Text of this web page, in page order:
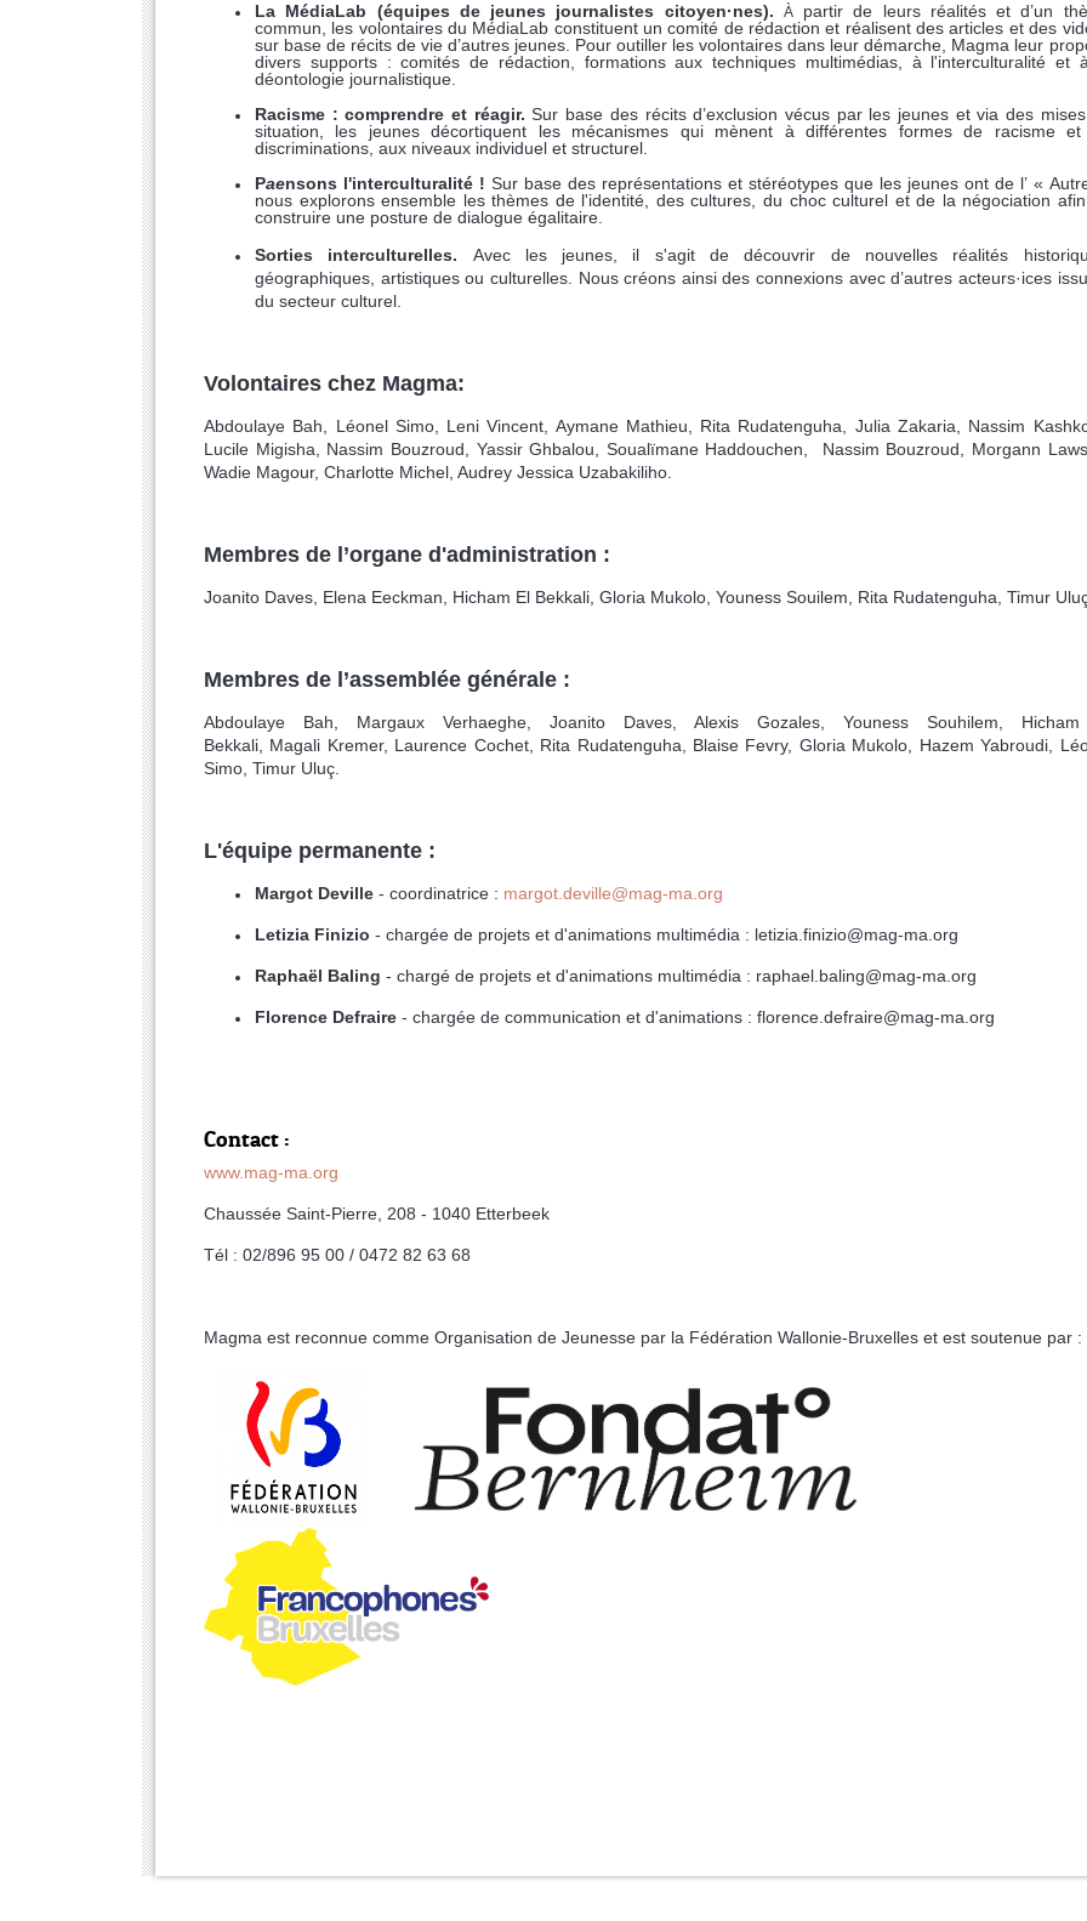
La MédiaLab (équipes de jeunes journalistes citoyen·nes). Àpartir de leurs réalités et d’un
commun, les volontaires du MédiaLab constituent un comité de rédaction et réalisent des articles et des
sur base de récits de vie d’autres jeunes. Pour outiller les volontaires dans leur démarche, Magma leur
divers supports : comités de rédaction, formations aux techniques multimédias, à l'interculturalité et
déontologie journalistique.
Racisme : comprendre et réagir. Sur base des récits d’exclusion vécus par les jeunes et via des
situation, les jeunes décortiquent les mécanismes qui mènent à différentes formes de racisme
discriminations, aux niveaux individuel et structurel.
Paensons l'interculturalité !Sur base des représentations et stéréotypes que les jeunes ont de l’ «
nous explorons ensemble les thèmes de l'identité, des cultures, du choc culturel et de la négociation
construire une posture de dialogue égalitaire.
Sorties interculturelles. Avec les jeunes, il s'agit de découvrir de nouvelles réalités
géographiques, artistiques ou culturelles. Nous créons ainsi des connexions avec d’autres acteurs·ices
du secteur culturel.
Volontaires chez Magma:
Abdoulaye Bah, Léonel Simo, Leni Vincent, Aymane Mathieu, Rita Rudatenguha, Julia Zakaria, Nassim
Lucile Migisha, Nassim Bouzroud, Yassir Ghbalou, Soualïmane Haddouchen, Nassim Bouzroud, Morgann
Wadie Magour, Charlotte Michel, Audrey Jessica Uzabakiliho.
Membres de l’organe d'administration :
Joanito Daves, Elena Eeckman, Hicham El Bekkali, Gloria Mukolo, Youness Souilem, Rita Rudatenguha, Timur
Membres de l’assemblée générale :
Abdoulaye Bah, Margaux Verhaeghe, Joanito Daves, Alexis Gozales, Youness Souhilem,
Bekkali, Magali Kremer, Laurence Cochet, Rita Rudatenguha, Blaise Fevry, Gloria Mukolo, Hazem Yabroudi,
Simo, Timur Uluç.
L'équipe permanente :
Margot Deville - coordinatrice : margot.deville@mag-ma.org
Letizia Finizio - chargée de projets et d'animations multimédia : letizia.finizio@mag-ma.org
Raphaël Baling - chargé de projets et d'animations multimédia : raphael.baling@mag-ma.org
Florence Defraire - chargée de communication et d'animations : florence.defraire@mag-ma.org
Contact :
www.mag-ma.org
Chaussée Saint-Pierre, 208 - 1040 Etterbeek
Tél : 02/896 95 00 / 0472 82 63 68
Magma est reconnue comme Organisation de Jeunesse par la Fédération Wallonie-Bruxelles et est soutenue par :